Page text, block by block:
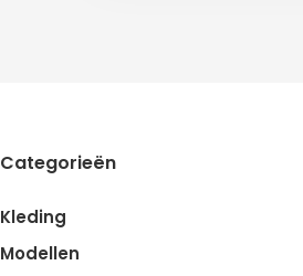
Categorieën
Kleding
Modellen